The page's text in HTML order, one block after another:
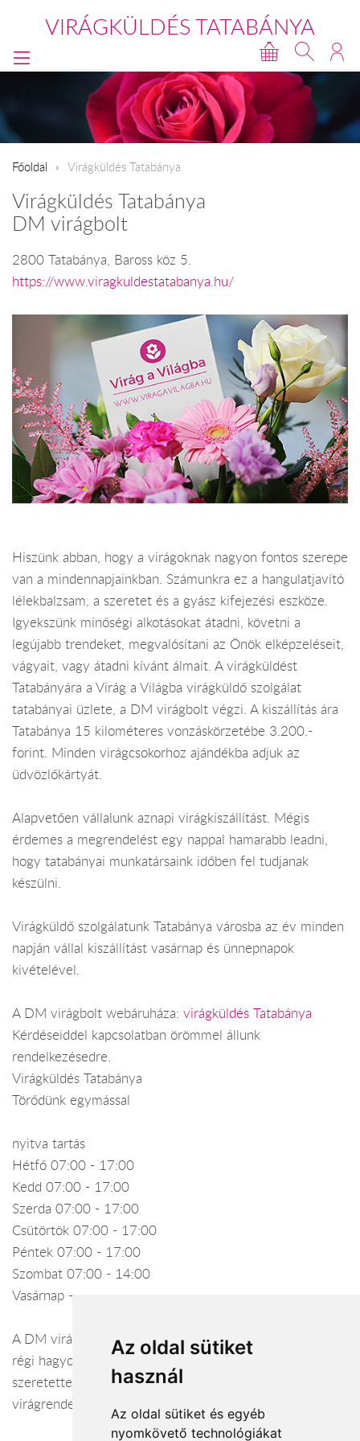
Az oldal sütiket
használ
Az oldal sütiket és egyéb
nyomkövető technológiákat
VIRÁGKÜLDÉS TATABÁNYA
Főoldal Virágküldés Tatabánya
Virágküldés Tatabánya
DM virágbolt
2800 Tatabánya, Baross köz 5.
https://www.viragkuldestatabanya.hu/
Hiszünk abban, hogy a virágoknak nagyon fontos szerepe
van a mindennapjainkban. Számunkra ez a hangulatjavító
lélekbalzsam, a szeretet és a gyász kifejezési eszköze.
Igyekszünk minőségi alkotásokat átadni, követni a
legújabb trendeket, megvalósítani az Önök elképzeléseit,
vágyait, vagy átadni kívánt álmait. A virágküldést
Tatabányára a Virág a Világba virágküldő szolgálat
tatabányai üzlete, a DM virágbolt végzi. A kiszállítás ára
Tatabánya 15 kilométeres vonzáskörzetébe 3.200.-
forint. Minden virágcsokorhoz ajándékba adjuk az
üdvözlőkártyát.
Alapvetően vállalunk aznapi virágkiszállítást. Mégis
érdemes a megrendelést egy nappal hamarabb leadni,
hogy tatabányai munkatársaink időben fel tudjanak
készülni.
Virágküldő szolgálatunk Tatabánya városba az év minden
napján vállal kiszállítást vasárnap és ünnepnapok
kivételével.
A DM virágbolt webáruháza: virágküldés Tatabánya
Kérdéseiddel kapcsolatban örömmel állunk
rendelkezésedre.
Virágküldés Tatabánya
Törődünk egymással
nyitva tartás
Hétfő 07:00 - 17:00
Kedd 07:00 - 17:00
Szerda 07:00 - 17:00
Csütörtök 07:00 - 17:00
Péntek 07:00 - 17:00
Szombat 07:00 - 14:00
Vasárnap -
A DM virágbolt ötven éves múltra tekint vissza. Ötvözi a
régi hagyományokat a modern kor stílusjegyeivel. Várjuk
szeretettel üzletünkben, illetve örömmel vállaljuk
virágrendelésének elkészítését és kiszállítását.